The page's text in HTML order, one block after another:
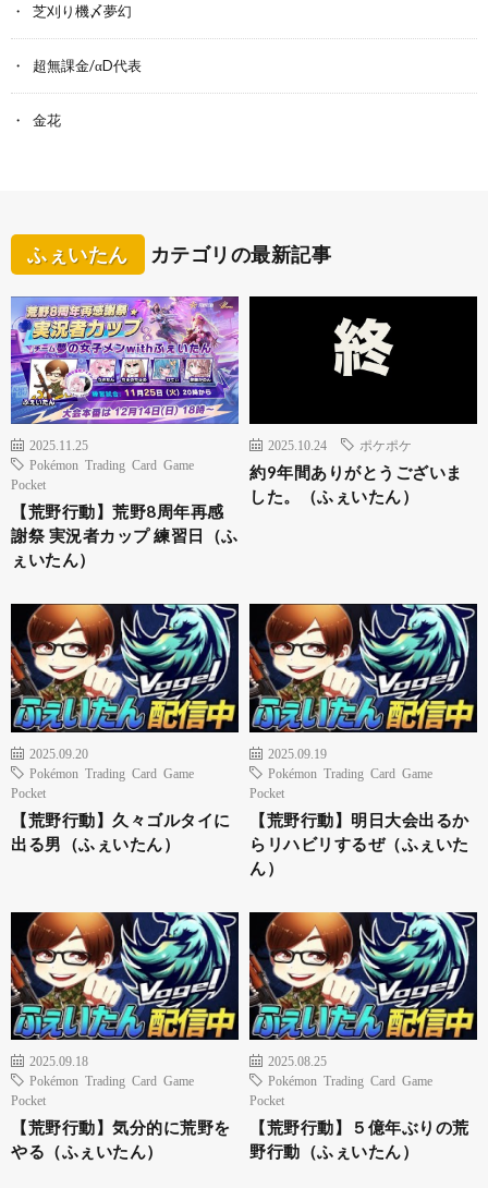
芝刈り機〆夢幻
超無課金/αD代表
金花
ふぇいたん カテゴリの最新記事
2025.11.25
Pokémon Trading Card Game
Pocket
【荒野行動】荒野8周年再感
謝祭 実況者カップ 練習日（ふ
ぇいたん）
2025.10.24 ポケポケ
約9年間ありがとうございま
した。（ふぇいたん）
2025.09.20
Pokémon Trading Card Game
Pocket
【荒野行動】久々ゴルタイに
出る男（ふぇいたん）
2025.09.19
Pokémon Trading Card Game
Pocket
【荒野行動】明日大会出るか
らリハビリするぜ（ふぇいた
ん）
2025.09.18
Pokémon Trading Card Game
Pocket
【荒野行動】気分的に荒野を
やる（ふぇいたん）
2025.08.25
Pokémon Trading Card Game
Pocket
【荒野行動】５億年ぶりの荒
野行動（ふぇいたん）